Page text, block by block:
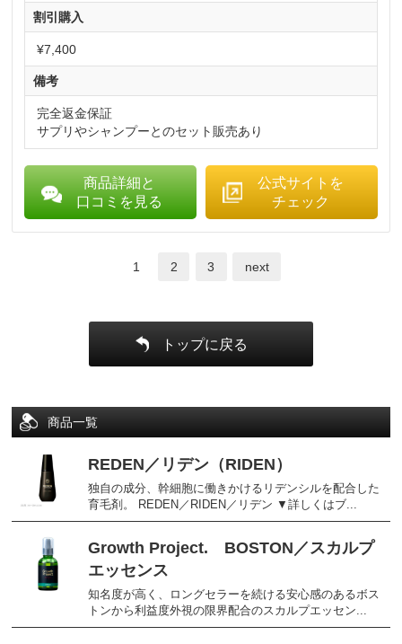
割引購入
¥7,400
備考
完全返金保証
サプリやシャンプーとのセット販売あり
商品詳細と
口コミを見る
公式サイトを
チェック
1 2 3 next
トップに戻る
商品一覧
REDEN／リデン（RIDEN）
独自の成分、幹細胞に働きかけるリデンシルを配合した
育毛剤。 REDEN／RIDEN／リデン ▼詳しくはブ...
Growth Project. BOSTON／スカルプ
エッセンス
知名度が高く、ロングセラーを続ける安心感のあるボス
トンから利益度外視の限界配合のスカルプエッセン...